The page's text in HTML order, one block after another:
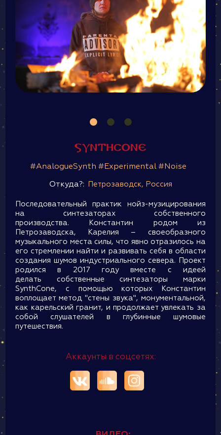
SynthCone
#AnalogueSynth #Experimental #Noise
Откуда?: Петрозаводск, Россия
Последовательный практик нойз-музицирования
на синтезаторах собственного
производства. Константин родом из
Петрозаводска, Карелия – своеобразного
музыкального места силы, что явно отразилось на
его стремлении найти и развивать себя в области
создания шумов индустриального севера. Проект
родился в 2017 году вместе с идеей
делать собственные синтезаторы марки
SynthCone, с помощью которых Константин
воплощает метод "стены звука", монументальной,
как карельский гранит, и продолжает увлекать за
собой слушателей в глубинные шумовые
путешествия.
Аккаунты в соцсетях: